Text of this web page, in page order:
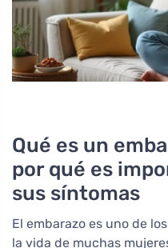
Qué es un
por qué es
sus síntomas
El embarazo es uno de
la vida de muchas